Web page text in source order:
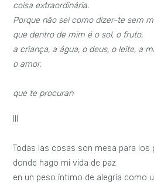
coisa extraordinária.
Porque não sei como dizer-te sem
que dentro de mim é o sol, o fruto,
a criança, a água, o deus, o leite, a
o amor,
que te procuran
Todas las cosas son mesa para los
donde hago mi vida de paz
en un peso íntimo de alegría como